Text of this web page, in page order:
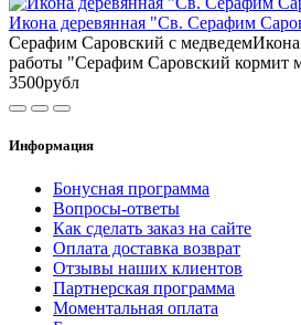
Икона деревянная "Св. Серафим
Серафим Саровский с медведемИкона
работы "Серафим Саровский кормит
3500рубл
Информация
Бонусная программа
Вопросы-ответы
Как сделать заказ на сайте
Оплата доставка возврат
Отзывы наших клиентов
Партнерская программа
Моментальная оплата